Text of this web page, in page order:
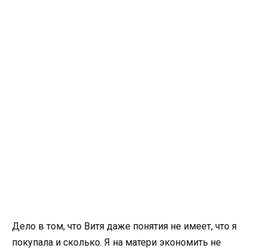
Дело в том, что Витя даже понятия не имеет, что я
покупала и сколько. Я на матери экономить не